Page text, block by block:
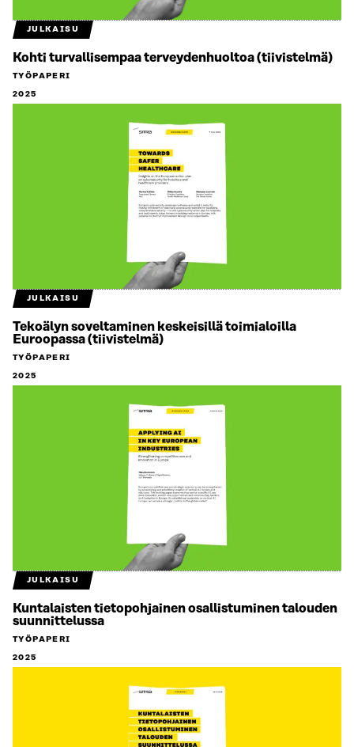
JULKAISU
Kohti turvallisempaa terveydenhuoltoa (tiivistelmä)
TYÖPAPERI
2025
JULKAISU
Tekoälyn soveltaminen keskeisillä toimialoilla
Euroopassa (tiivistelmä)
TYÖPAPERI
2025
JULKAISU
Kuntalaisten tietopohjainen osallistuminen talouden
suunnittelussa
TYÖPAPERI
2025